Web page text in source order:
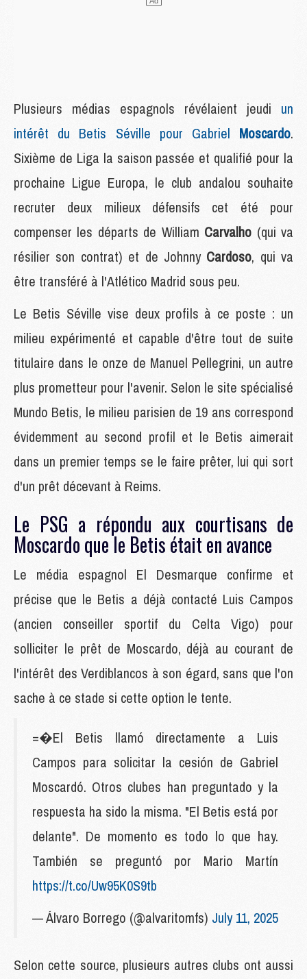
Plusieurs médias espagnols révélaient jeudi un
intérêt du Betis Séville pour Gabriel Moscardo.
Sixième de Liga la saison passée et qualifié pour la
prochaine Ligue Europa, le club andalou souhaite
recruter deux milieux défensifs cet été pour
compenser les départs de William Carvalho (qui va
résilier son contrat) et de Johnny Cardoso, qui va
être transféré à l'Atlético Madrid sous peu.
Le Betis Séville vise deux profils à ce poste : un
milieu expérimenté et capable d'être tout de suite
titulaire dans le onze de Manuel Pellegrini, un autre
plus prometteur pour l'avenir. Selon le site spécialisé
Mundo Betis, le milieu parisien de 19 ans correspond
évidemment au second profil et le Betis aimerait
dans un premier temps se le faire prêter, lui qui sort
d'un prêt décevant à Reims.
Le PSG a répondu aux courtisans de
Moscardo que le Betis était en avance
Le média espagnol El Desmarque confirme et
précise que le Betis a déjà contacté Luis Campos
(ancien conseiller sportif du Celta Vigo) pour
solliciter le prêt de Moscardo, déjà au courant de
l'intérêt des Verdiblancos à son égard, sans que l'on
sache à ce stade si cette option le tente.
=�El Betis llamó directamente a Luis
Campos para solicitar la cesión de Gabriel
Moscardó. Otros clubes han preguntado y la
respuesta ha sido la misma. "El Betis está por
delante". De momento es todo lo que hay.
También se preguntó por Mario Martín
https://t.co/Uw95K0S9tb
— Álvaro Borrego (@alvaritomfs) July 11, 2025
Selon cette source, plusieurs autres clubs ont aussi